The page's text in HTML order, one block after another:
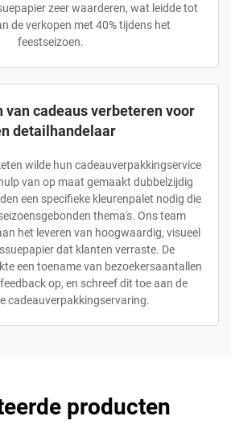
zeer waarderen, wat leidde tot
de verkopen met 40% tijdens het
feestseizoen.
van cadeaus verbeteren voor
detailhandelaar
wilde hun cadeauverpakkingservice
van op maat gemaakt dubbelzijdig
een specifieke kleurenpalet nodig die
thema's. Ons team
het leveren van hoogwaardig, visueel
dat klanten verraste. De
een toename van bezoekersaantallen
op, en schreef dit toe aan de
cadeauverpakkingservaring.
producten